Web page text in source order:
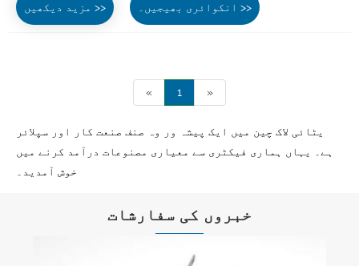
مزید دیکھیں >> انکوائری بھیجیں۔ >>
« 1 »
یٹائی لاک چین میں ایک پیشہ ور وہ صنف صنعت کار اور سپلائر
ہے۔ یہاں ہماری فیکٹری سے معیاری مصنوعات درآمد کرنے میں
خوش آمدید۔
خبروں کی سفارشات